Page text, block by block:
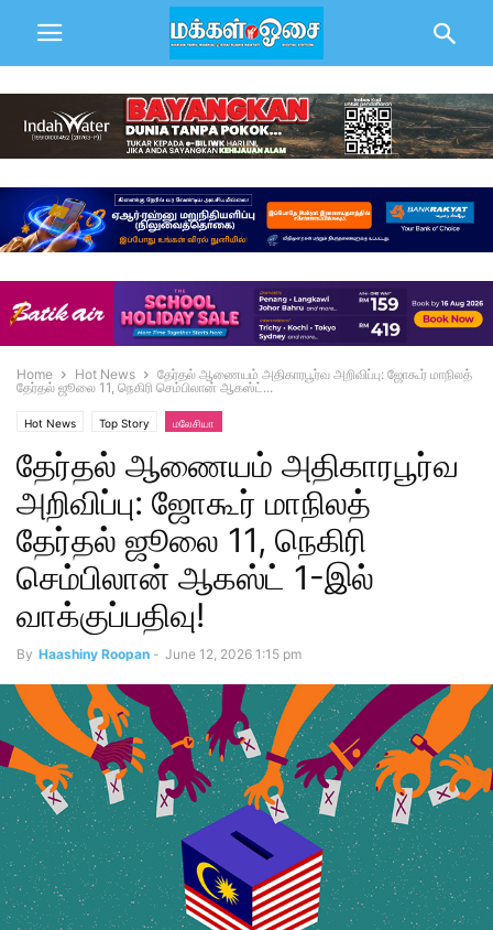
Home Hot News
தேர்தல் ஆணையம் அதிகாரபூர்வ அறிவிப்பு: ஜோகூர் மாநிலத்
தேர்தல் ஜூலை 11, நெகிரி செம்பிலான் ஆகஸ்ட்...
Hot News Top Story மலேசியா
தேர்தல் ஆணையம் அதிகாரபூர்வ
அறிவிப்பு: ஜோகூர் மாநிலத்
தேர்தல் ஜூலை 11, நெகிரி
செம்பிலான் ஆகஸ்ட் 1-இல்
வாக்குப்பதிவு!
By Haashiny Roopan - June 12, 2026 1:15 pm